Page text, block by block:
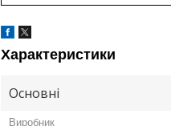
Характеристики
Основні
Виробник